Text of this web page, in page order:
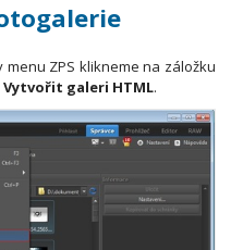
ZPS klikneme na záložku
Vytvořit galeri HTML.